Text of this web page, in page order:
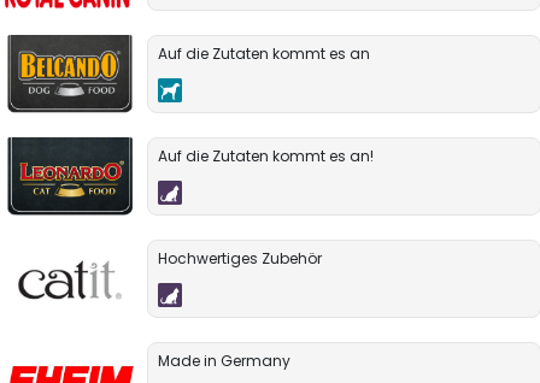
Auf die Zutaten kommt es an
Auf die Zutaten kommt es an!
Hochwertiges Zubehör
Made in Germany